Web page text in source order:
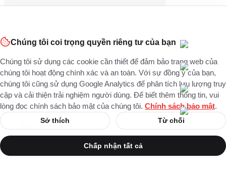
Mẫu biên bản
Giấy kê khai
Mẫu phiếu
Chúng tôi coi trọng quyền riêng tư của bạn
Chúng tôi sử dụng các cookie cần thiết để đảm bảo trang web của
chúng tôi hoạt động chính xác và an toàn. Với sự đồng ý của bạn,
chúng tôi cũng sử dụng Google Analytics để phân tích lưu lượng truy
cập và cải thiện trải nghiệm người dùng. Để biết thêm thông tin, vui
lòng đọc chính sách bảo mật của chúng tôi. Chính sách bảo mật.
Sở thích Từ chối
Chấp nhận tất cả